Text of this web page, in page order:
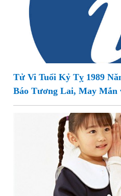
Tử Vi Tuổi Kỷ Tỵ 1989
Báo Tương Lai, May Mắn